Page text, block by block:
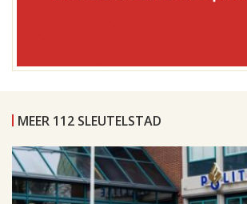
MEER 112 SLEUTELSTAD